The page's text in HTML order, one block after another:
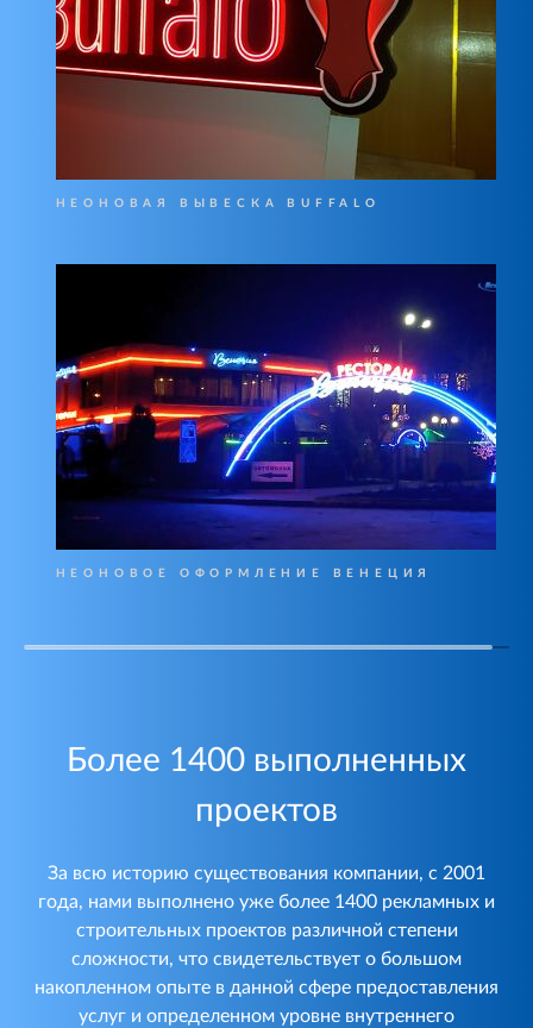
НЕОНОВАЯ ВЫВЕСКА BUFFALO
НЕОНОВОЕ ОФОРМЛЕНИЕ ВЕНЕЦИЯ
Более 1400 выполненных
проектов
За всю историю существования компании, с 2001
года, нами выполнено уже более 1400 рекламных и
строительных проектов различной степени
сложности, что свидетельствует о большом
накопленном опыте в данной сфере предоставления
услуг и определенном уровне внутреннего